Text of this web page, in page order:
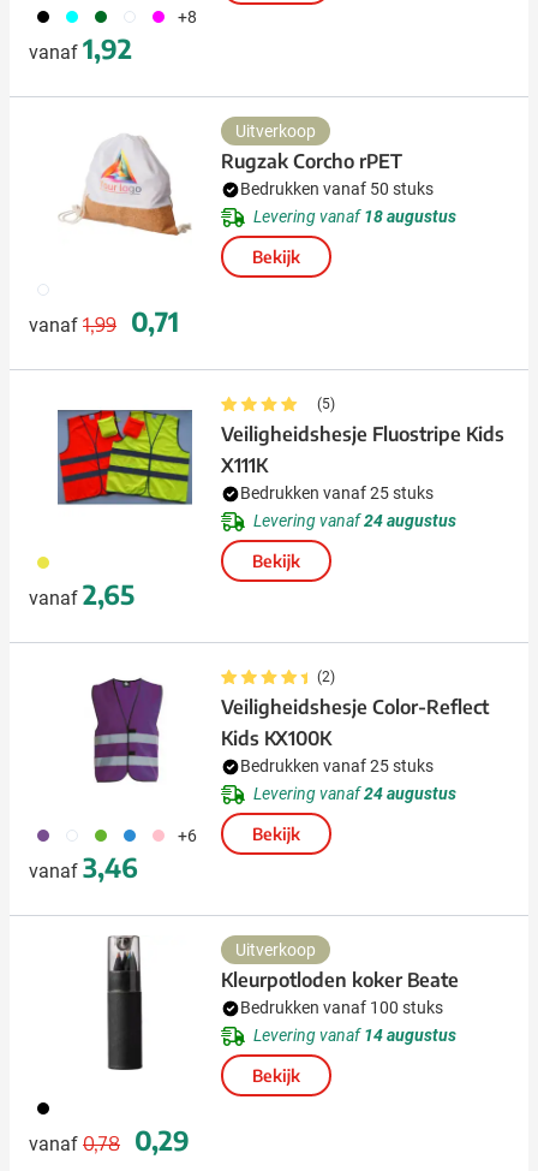
001 166 134 002 046 +8
vanaf 1,92
002
vanaf
Normale prijs
1,99
Speciale prijs
0,71
Uitverkoop
Rugzak Corcho rPET
Bedrukken vanaf 50 stuks
Levering vanaf18 augustus
Bekijk
416
vanaf 2,65
(5)
Veiligheidshesje Fluostripe Kids
X111K
Bedrukken vanaf 25 stuks
Levering vanaf24 augustus
Bekijk
354 002 004 005 017 +6
vanaf 3,46
(2)
Veiligheidshesje Color-Reflect
Kids KX100K
Bedrukken vanaf 25 stuks
Levering vanaf24 augustus
Bekijk
001
vanaf
Normale prijs
0,78
Speciale prijs
0,29
Uitverkoop
Kleurpotloden koker Beate
Bedrukken vanaf 100 stuks
Levering vanaf14 augustus
Bekijk